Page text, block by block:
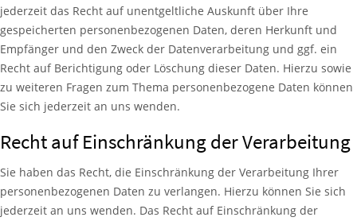
jederzeit das Recht auf unentgeltliche Auskunft über Ihre
gespeicherten personenbezogenen Daten, deren Herkunft und
Empfänger und den Zweck der Datenverarbeitung und ggf. ein
Recht auf Berichtigung oder Löschung dieser Daten. Hierzu sowie
zu weiteren Fragen zum Thema personenbezogene Daten können
Sie sich jederzeit an uns wenden.
Recht auf Einschränkung der Verarbeitung
Sie haben das Recht, die Einschränkung der Verarbeitung Ihrer
personenbezogenen Daten zu verlangen. Hierzu können Sie sich
jederzeit an uns wenden. Das Recht auf Einschränkung der